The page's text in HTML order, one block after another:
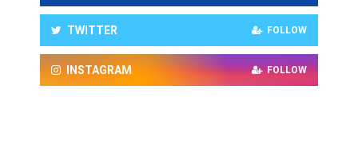
TWITTER FOLLOW
INSTAGRAM FOLLOW